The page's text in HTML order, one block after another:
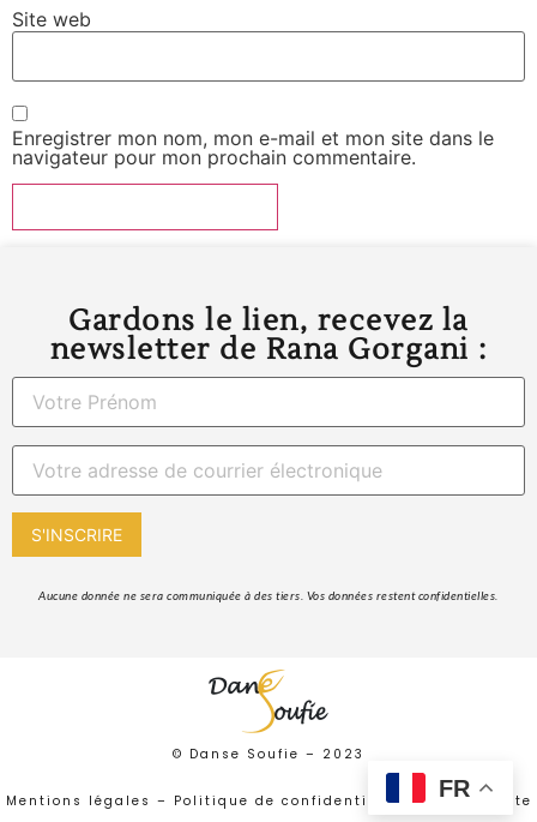
Site web
Enregistrer mon nom, mon e-mail et mon site dans le
navigateur pour mon prochain commentaire.
Gardons le lien, recevez la
newsletter de Rana Gorgani :
© Danse Soufie – 2023
Mentions légales – Politique de confidentialité – Plan de site
FR